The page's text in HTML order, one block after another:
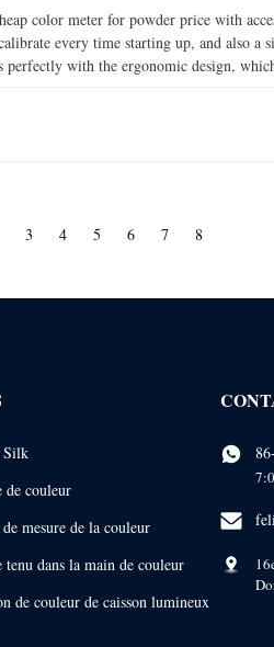
color meter for powder price with
every time starting up, and also a
perfectly with the ergonomic design,
3 4 5 6 7 8
Silk
de couleur
mesure de la couleur
tenu dans la main de couleur
de couleur de caisson lumineux